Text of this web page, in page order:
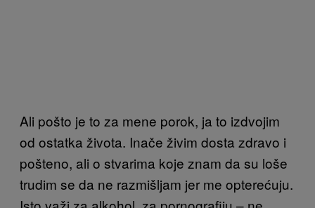
Ali pošto je to za mene porok, ja to izdvojim
od ostatka života. Inače živim dosta zdravo i
pošteno, ali o stvarima koje znam da su loše
trudim se da ne razmišljam jer me opterećuju.